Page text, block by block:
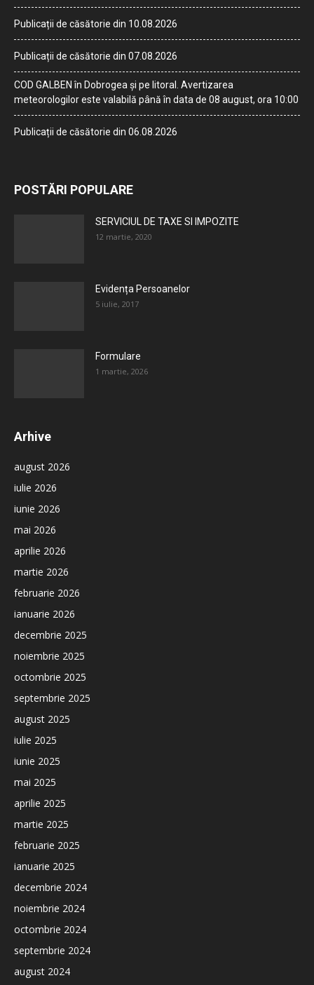
Publicații de căsătorie din 10.08.2026
Publicații de căsătorie din 07.08.2026
COD GALBEN în Dobrogea și pe litoral. Avertizarea
meteorologilor este valabilă până în data de 08 august, ora 10:00
Publicații de căsătorie din 06.08.2026
POSTĂRI POPULARE
SERVICIUL DE TAXE SI IMPOZITE
12 martie, 2020
Evidența Persoanelor
5 iulie, 2017
Formulare
1 martie, 2026
Arhive
august 2026
iulie 2026
iunie 2026
mai 2026
aprilie 2026
martie 2026
februarie 2026
ianuarie 2026
decembrie 2025
noiembrie 2025
octombrie 2025
septembrie 2025
august 2025
iulie 2025
iunie 2025
mai 2025
aprilie 2025
martie 2025
februarie 2025
ianuarie 2025
decembrie 2024
noiembrie 2024
octombrie 2024
septembrie 2024
august 2024